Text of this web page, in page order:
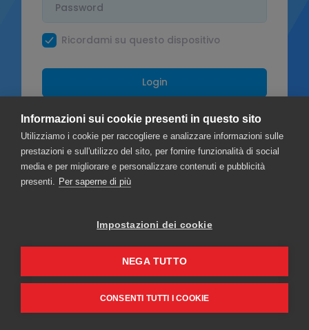
Ricordami su questo dispositivo
Login
Facebook
Informazioni sui cookie presenti in questo sito
Utilizziamo i cookie per raccogliere e analizzare informazioni sulle
prestazioni e sull'utilizzo del sito, per fornire funzionalità di social
media e per migliorare e personalizzare contenuti e pubblicità
presenti. Per saperne di più
Impostazioni dei cookie
NEGA TUTTO
CONSENTI TUTTI I COOKIE